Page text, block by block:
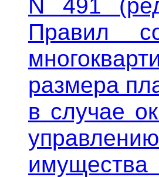
N 491
Правил
размера
в случае